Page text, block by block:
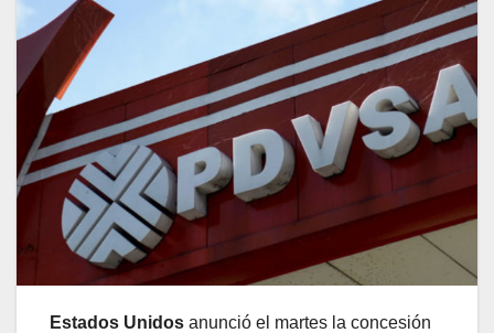
Estados Unidos anunció el martes la concesión